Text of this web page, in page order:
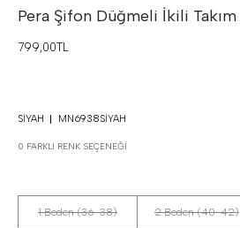
Pera Şifon Düğmeli İkili Takım
799,00TL
SIYAH MN6938SIYAH
0 FARKLI RENK SEÇENEĞI
1 Beden (36-38) 2 Beden (40-42)